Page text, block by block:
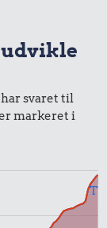
0,05 kr.
Tyggegummi
har svaret til
markeret i
Til